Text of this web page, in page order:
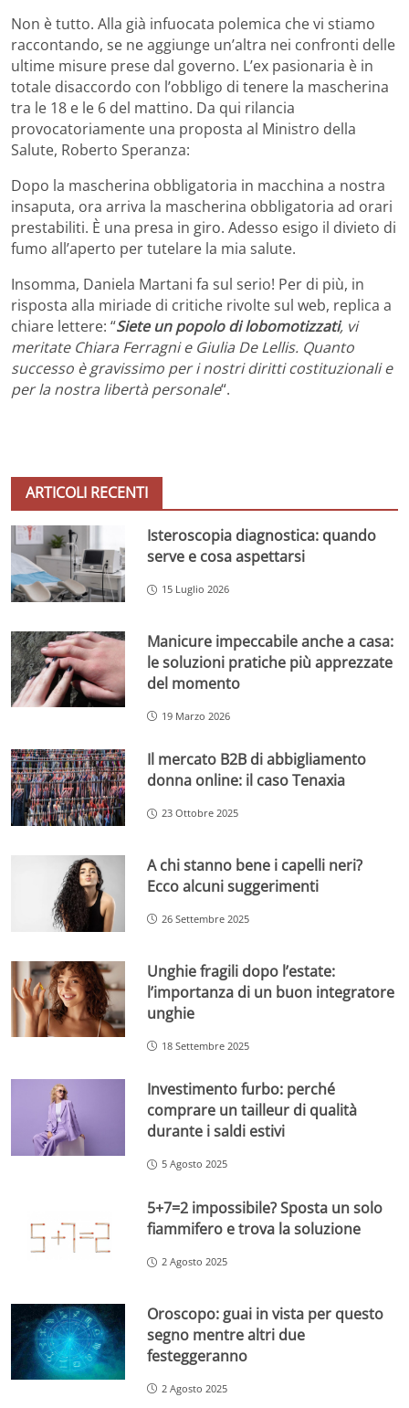
Non è tutto. Alla già infuocata polemica che vi stiamo
raccontando, se ne aggiunge un’altra nei confronti delle
ultime misure prese dal governo. L’ex pasionaria è in
totale disaccordo con l’obbligo di tenere la mascherina
tra le 18 e le 6 del mattino. Da qui rilancia
provocatoriamente una proposta al Ministro della
Salute, Roberto Speranza:
Dopo la mascherina obbligatoria in macchina a nostra
insaputa, ora arriva la mascherina obbligatoria ad orari
prestabiliti. È una presa in giro. Adesso esigo il divieto di
fumo all’aperto per tutelare la mia salute.
Insomma, Daniela Martani fa sul serio! Per di più, in
risposta alla miriade di critiche rivolte sul web, replica a
chiare lettere: “Siete un popolo di lobomotizzati, vi
meritate Chiara Ferragni e Giulia De Lellis. Quanto
successo è gravissimo per i nostri diritti costituzionali e
per la nostra libertà personale“.
ARTICOLI RECENTI
Isteroscopia diagnostica: quando
serve e cosa aspettarsi
15 Luglio 2026
Manicure impeccabile anche a casa:
le soluzioni pratiche più apprezzate
del momento
19 Marzo 2026
Il mercato B2B di abbigliamento
donna online: il caso Tenaxia
23 Ottobre 2025
A chi stanno bene i capelli neri?
Ecco alcuni suggerimenti
26 Settembre 2025
Unghie fragili dopo l’estate:
l’importanza di un buon integratore
unghie
18 Settembre 2025
Investimento furbo: perché
comprare un tailleur di qualità
durante i saldi estivi
5 Agosto 2025
5+7=2 impossibile? Sposta un solo
fiammifero e trova la soluzione
2 Agosto 2025
Oroscopo: guai in vista per questo
segno mentre altri due
festeggeranno
2 Agosto 2025